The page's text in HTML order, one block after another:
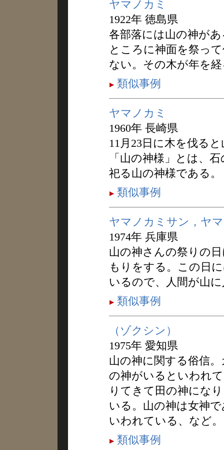
ヤマノカミ
1922年 徳島県
各部落には山の神が
ところに神面を祭っ
ない。その木が年を
類似事例
ヤマノカミ
1960年 長崎県
11月23日に木を伐る
「山の神様」とは、
祀る山の神様である。
類似事例
ヤマノカミサン，ヤ
1974年 兵庫県
山の神さんの祭りの
もりをする。この日
いるので、人間が山
類似事例
（ゾクシン）
1975年 愛知県
山の神に関する俗信
の神がいるといわれ
りてきて田の神にな
いる。山の神は女神
いわれている、など。
類似事例